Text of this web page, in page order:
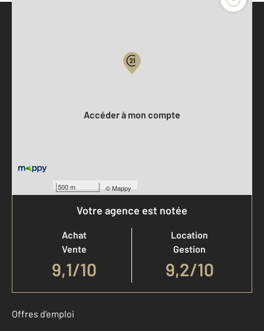
500 m ©Mappy
Accéder à mon compte
Votre agence est notée
Achat
Vente
9,1/10
Location
Gestion
9,2/10
Offres d'emploi